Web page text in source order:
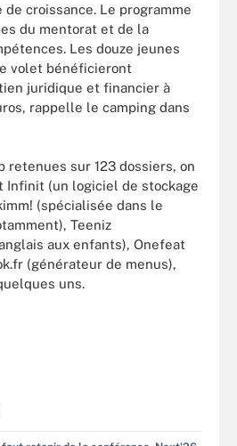
croissance. Le programme
du mentorat et de la
Les douze jeunes
volet bénéficieront
juridique et financier à
rappelle le camping dans
retenues sur 123 dossiers, on
Infinit (un logiciel de stockage
(spécialisée dans le
Teeniz
aux enfants), Onefeat
(générateur de menus),
uns.